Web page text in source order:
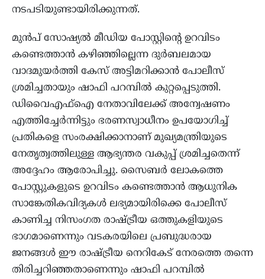
നടപടിയുണ്ടായിരിക്കുന്നത്.
മുൻപ് സോഷ്യൽ മീഡിയ പോസ്റ്റിന്റെ ഉറവിടം
കണ്ടെത്താൻ കഴിഞ്ഞില്ലെന്ന ദുർബലമായ
വാദമുയർത്തി കേസ് അട്ടിമറിക്കാൻ പോലീസ്
ശ്രമിച്ചതായും ഷാഫി പറമ്പിൽ കുറ്റപ്പെടുത്തി.
ഡിവൈഎഫ്ഐ നേതാവിലേക്ക് അന്വേഷണം
എത്തിച്ചേർന്നിട്ടും ഭരണസ്വാധീനം ഉപയോഗിച്ച്
പ്രതികളെ സംരക്ഷിക്കാനാണ് മുഖ്യമന്ത്രിയുടെ
നേതൃത്വത്തിലുള്ള ആഭ്യന്തര വകുപ്പ് ശ്രമിച്ചതെന്ന്
അദ്ദേഹം ആരോപിച്ചു. സൈബർ ലോകത്തെ
പോസ്റ്റുകളുടെ ഉറവിടം കണ്ടെത്താൻ ആധുനിക
സാങ്കേതികവിദ്യകൾ ലഭ്യമായിരിക്കെ പോലീസ്
കാണിച്ച നിസംഗത രാഷ്ട്രീയ ഒത്തുകളിയുടെ
ഭാഗമാണെന്നും വടകരയിലെ പ്രബുദ്ധരായ
ജനങ്ങൾ ഈ രാഷ്ട്രീയ നെറികേട് നേരത്തെ തന്നെ
തിരിച്ചറിഞ്ഞതാണെന്നും ഷാഫി പറമ്പിൽ